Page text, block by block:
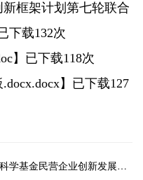
框架计划第七轮联合
下载132次
】已下载118次
】已下载127
上一条：关于发布2026年度国家自然科学基金民营企业创新发展联合基金（宁德时代）项目指南的通告